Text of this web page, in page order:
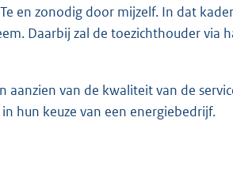
en zonodig door mijzelf. In dat
Daarbij zal de toezichthouder via
van de kwaliteit van de
hun keuze van een energiebedrijf.